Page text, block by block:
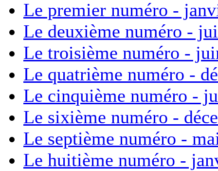
Le premier numéro -
Le deuxième numéro -
Le troisième numéro -
Le quatrième numéro -
Le cinquième numéro -
Le sixième numéro -
Le septième numéro -
Le huitième numéro -